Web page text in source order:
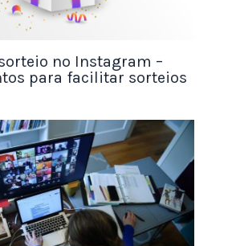
aprendizado:cursos rápidos,
online ajudam a se destacar e
portfólio digital:mostre seus
e resultados, mesmo
projetos pessoais no início.
nas redes e em plataformas de
no Instagram –
para facilitar sorteios